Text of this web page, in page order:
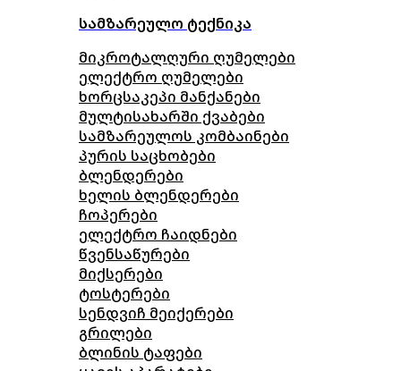
სამზარეულო ტექნიკა
მიკროტალღური ღუმელები
ელექტრო ღუმელები
ხორცსაკეპი მანქანები
მულტისახარში ქვაბები
სამზარეულოს კომბაინები
პურის საცხობები
ბლენდერები
ხელის ბლენდერები
ჩოპერები
ელექტრო ჩაიდნები
წვენსაწურები
მიქსერები
ტოსტერები
სენდვიჩ მეიქერები
გრილები
ბლინის ტაფები